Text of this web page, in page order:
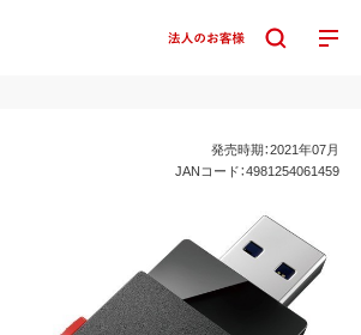
発売時期：2021年07月
JANコード：4981254061459